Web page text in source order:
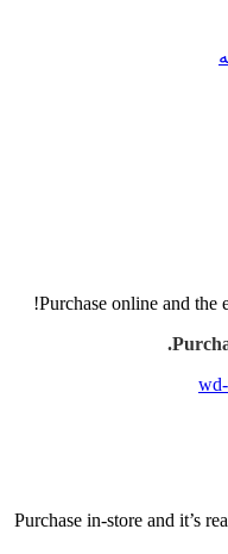
Purchase online and the
Purchase in-store and it’s